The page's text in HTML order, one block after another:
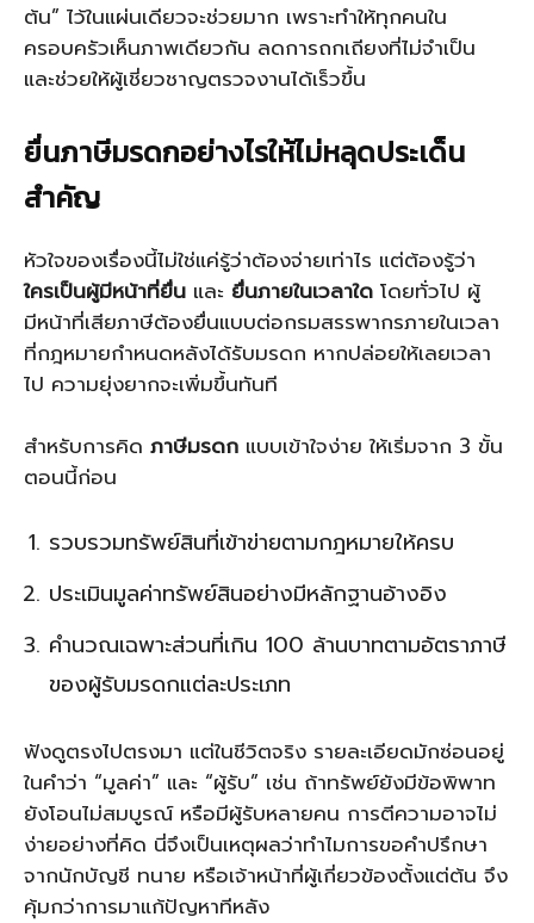
ต้น” ไว้ในแผ่นเดียวจะช่วยมาก เพราะทำให้ทุกคนใน
ครอบครัวเห็นภาพเดียวกัน ลดการถกเถียงที่ไม่จำเป็น
และช่วยให้ผู้เชี่ยวชาญตรวจงานได้เร็วขึ้น
ยื่นภาษีมรดกอย่างไรให้ไม่หลุดประเด็น
สำคัญ
หัวใจของเรื่องนี้ไม่ใช่แค่รู้ว่าต้องจ่ายเท่าไร แต่ต้องรู้ว่า
ใครเป็นผู้มีหน้าที่ยื่น และ ยื่นภายในเวลาใด โดยทั่วไป ผู้
มีหน้าที่เสียภาษีต้องยื่นแบบต่อกรมสรรพากรภายในเวลา
ที่กฎหมายกำหนดหลังได้รับมรดก หากปล่อยให้เลยเวลา
ไป ความยุ่งยากจะเพิ่มขึ้นทันที
สำหรับการคิด ภาษีมรดก แบบเข้าใจง่าย ให้เริ่มจาก 3 ขั้น
ตอนนี้ก่อน
รวบรวมทรัพย์สินที่เข้าข่ายตามกฎหมายให้ครบ
ประเมินมูลค่าทรัพย์สินอย่างมีหลักฐานอ้างอิง
คำนวณเฉพาะส่วนที่เกิน 100 ล้านบาทตามอัตราภาษี
ของผู้รับมรดกแต่ละประเภท
ฟังดูตรงไปตรงมา แต่ในชีวิตจริง รายละเอียดมักซ่อนอยู่
ในคำว่า “มูลค่า” และ “ผู้รับ” เช่น ถ้าทรัพย์ยังมีข้อพิพาท
ยังโอนไม่สมบูรณ์ หรือมีผู้รับหลายคน การตีความอาจไม่
ง่ายอย่างที่คิด นี่จึงเป็นเหตุผลว่าทำไมการขอคำปรึกษา
จากนักบัญชี ทนาย หรือเจ้าหน้าที่ผู้เกี่ยวข้องตั้งแต่ต้น จึง
คุ้มกว่าการมาแก้ปัญหาทีหลัง